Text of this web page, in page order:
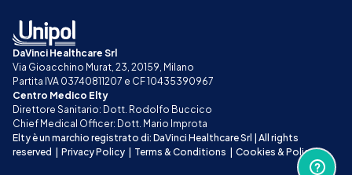
DaVinci Healthcare Srl
Via Gioacchino Murat, 23, 20159, Milano
Partita IVA 03740811207 e CF 10435390967
Centro Medico Elty
Direttore Sanitario: Dott. Rodolfo Buccico
Chief Medical Officer: Dott. Mario Improta
Elty è un marchio registrato di: DaVinci Healthcare Srl | All rights
reserved | Privacy Policy | Terms & Conditions | Cookies & Policy